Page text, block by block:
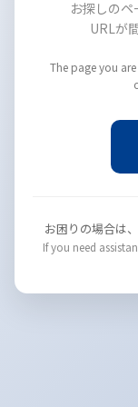
お探しのペ
URLが
The page you
お困りの場合は
If you need